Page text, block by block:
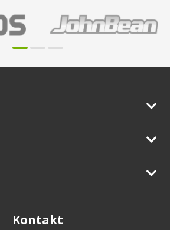
Kontakt